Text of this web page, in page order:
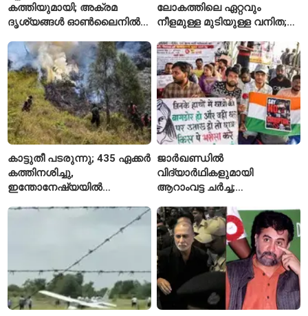
കത്തിയുമായി; അക്രമ
ദൃശ്യങ്ങൾ ഓൺലൈനിൽ
കൗമാരക്കാരൻ
ലോകത്തിലെ ഏറ്റവും
നീളമുള്ള മുടിയുള്ള വനിത;
കാട്ടുതീ പടരുന്നു; 435 ഏക്കർ
കത്തിനശിച്ചു,
ഇന്തോനേഷ്യയിൽ
ജാർഖണ്ഡിൽ
വിദ്യാർഥികളുമായി
ആറാംവട്ട ചർച്ച;
ദിവസത്തിലേക്ക്